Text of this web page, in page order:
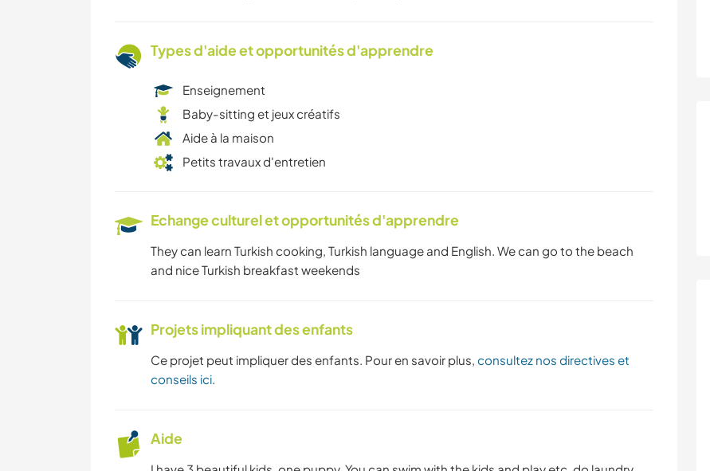
Types d'aide et opportunités d'apprendre
Enseignement
Baby-sitting et jeux créatifs
Aide à la maison
Petits travaux d'entretien
Echange culturel et opportunités d'apprendre
They can learn Turkish cooking, Turkish language and English. We can go to the beach
and nice Turkish breakfast weekends
Projets impliquant des enfants
Ce projet peut impliquer des enfants. Pour en savoir plus, consultez nos directives et
conseils ici.
Aide